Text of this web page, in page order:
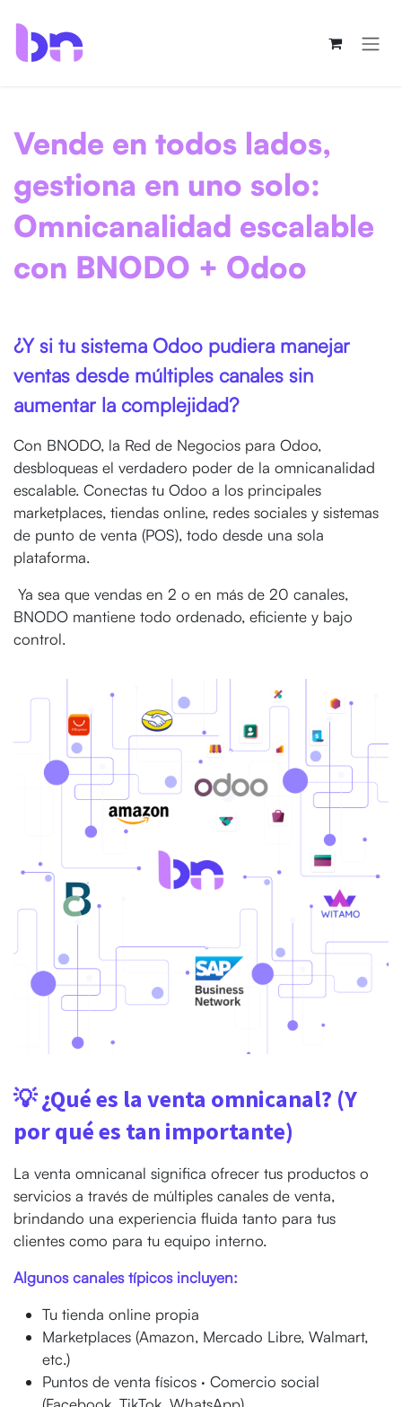
Vende en todos lados,
gestiona en uno solo:
Omnicanalidad escalable
con BNODO + Odoo
¿Y si tu sistema Odoo pudiera manejar
ventas desde múltiples canales sin
aumentar la complejidad?
Con BNODO, la Red de Negocios para Odoo,
desbloqueas el verdadero poder de la omnicanalidad
escalable. Conectas tu Odoo a los principales
marketplaces, tiendas online, redes sociales y sistemas
de punto de venta (POS), todo desde una sola
plataforma.
Ya sea que vendas en 2 o en más de 20 canales,
BNODO mantiene todo ordenado, eficiente y bajo
control.
💡 ¿Qué es la venta omnicanal? (Y
por qué es tan importante)
La venta omnicanal significa ofrecer tus productos o
servicios a través de múltiples canales de venta,
brindando una experiencia fluida tanto para tus
clientes como para tu equipo interno.
Algunos canales típicos incluyen:
Tu tienda online propia
Marketplaces (Amazon, Mercado Libre, Walmart,
etc.)
Puntos de venta físicos · Comercio social